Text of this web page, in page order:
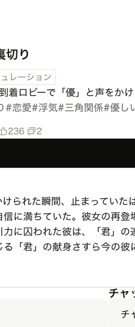
切り
レーション
着ロビーで「優」と声をか
#恋愛#浮気#三角関係#優し
236 2
られた瞬間、止まってい
に満ちていた。彼女の再
に囚われた彼は、「君」
「君」の献身さすら今の
チャ
チ